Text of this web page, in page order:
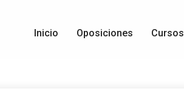
Inicio Oposiciones Cursos